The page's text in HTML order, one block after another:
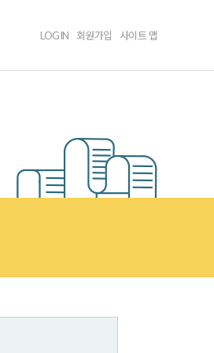
LOGIN 회원가입 사이트 맵